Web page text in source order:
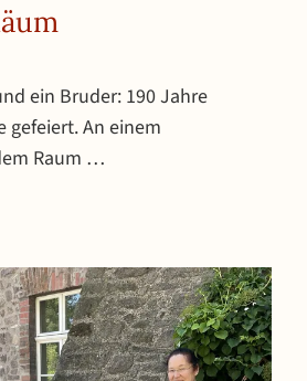
am 29. Juli 2026
ein Bruder: 190 Jahre
gefeiert. An einem
Raum …